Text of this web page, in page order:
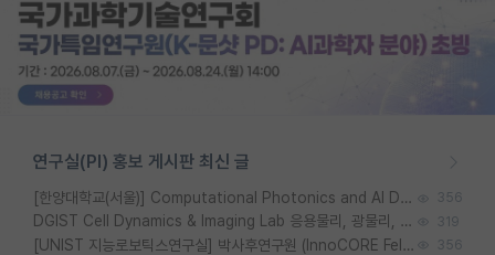
연구실(PI) 홍보 게시판 최신 글
[한양대학교(서울)] Computational Photonics and AI Design Lab 대학원생 모집 356
DGIST Cell Dynamics & Imaging Lab 응용물리, 광물리, 양자, 생물물리 대학원생 모집 [삼성과제, 전문연TO] 319
[UNIST 지능로보틱스연구실] 박사후연구원 (InnoCORE Fellow) 모집 공고 356